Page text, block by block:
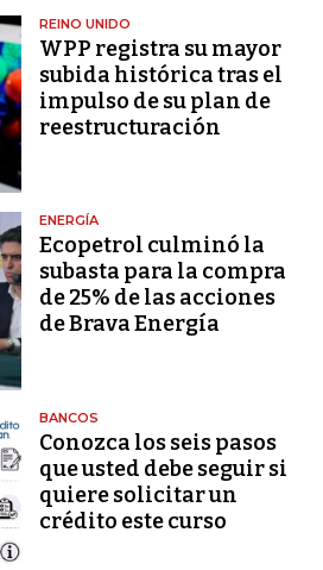
REINO UNIDO
WPP registra su mayor
subida histórica tras el
impulso de su plan de
reestructuración
ENERGÍA
Ecopetrol culminó la
subasta para la compra
de 25% de las acciones
de Brava Energía
BANCOS
Conozca los seis pasos
que usted debe seguir si
quiere solicitar un
crédito este curso